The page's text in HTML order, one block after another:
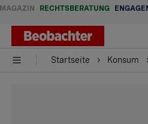
MAGAZIN RECHTSBERATUNG
Startseite Konsum